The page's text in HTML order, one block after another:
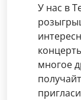
У нас в
многое